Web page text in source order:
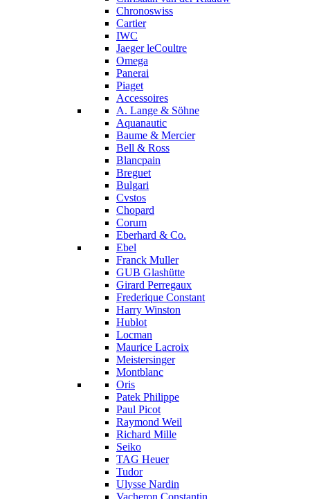
Chronoswiss
Cartier
IWC
Jaeger leCoultre
Omega
Panerai
Piaget
Accessoires
A. Lange & Söhne
Aquanautic
Baume & Mercier
Bell & Ross
Blancpain
Breguet
Bulgari
Cvstos
Chopard
Corum
Eberhard & Co.
Ebel
Franck Muller
GUB Glashütte
Girard Perregaux
Frederique Constant
Harry Winston
Hublot
Locman
Maurice Lacroix
Meistersinger
Montblanc
Oris
Patek Philippe
Paul Picot
Raymond Weil
Richard Mille
Seiko
TAG Heuer
Tudor
Ulysse Nardin
Vacheron Constantin